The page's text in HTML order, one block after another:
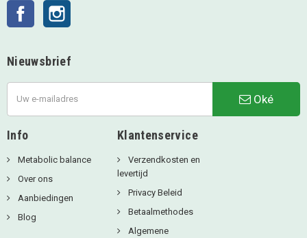
Facebook
Nieuwsbrief
Oké
Info
Metabolic balance
Over ons
Aanbiedingen
Blog
Klantenservice
Verzendkosten en
levertijd
Privacy Beleid
Betaalmethodes
Algemene